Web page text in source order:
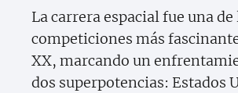
La carrera espacial fue una de
competiciones más
XX, marcando un
dos superpotencias: Estados